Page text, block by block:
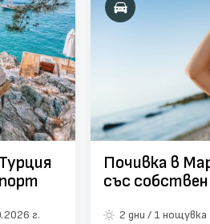
г.
Почивка в
със
2 дни / 1 нощувка